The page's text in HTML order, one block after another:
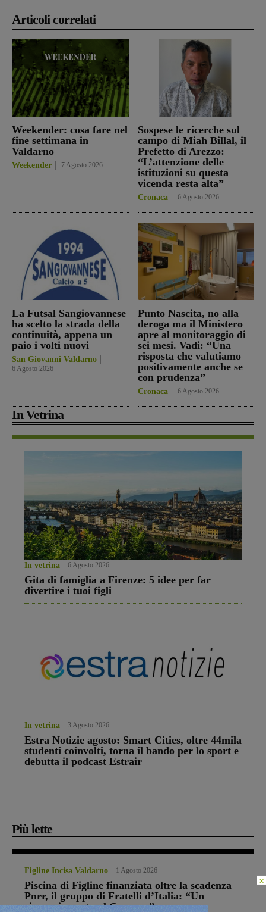
Articoli correlati
Weekender: cosa fare nel
fine settimana in
Valdarno
Weekender 7 Agosto 2026
Sospese le ricerche sul
campo di Miah Billal, il
Prefetto di Arezzo:
“L’attenzione delle
istituzioni su questa
vicenda resta alta”
Cronaca 6 Agosto 2026
La Futsal Sangiovannese
ha scelto la strada della
continuità, appena un
paio i volti nuovi
San Giovanni Valdarno
6 Agosto 2026
Punto Nascita, no alla
deroga ma il Ministero
apre al monitoraggio di
sei mesi. Vadi: “Una
risposta che valutiamo
positivamente anche se
con prudenza”
Cronaca 6 Agosto 2026
In Vetrina
In vetrina 6 Agosto 2026
Gita di famiglia a Firenze: 5 idee per far
divertire i tuoi figli
In vetrina 3 Agosto 2026
Estra Notizie agosto: Smart Cities, oltre 44mila
studenti coinvolti, torna il bando per lo sport e
debutta il podcast Estrair
Più lette
Figline Incisa Valdarno 1 Agosto 2026
Piscina di Figline finanziata oltre la scadenza
Pnrr, il gruppo di Fratelli d’Italia: “Un
ringraziamento al Governo”
×